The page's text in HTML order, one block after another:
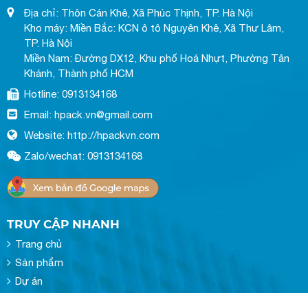
Địa chỉ: Thôn Cán Khê, Xã Phúc Thịnh, TP. Hà Nội
Kho máy: Miền Bắc: KCN ô tô Nguyên Khê, Xã Thư Lâm,
TP. Hà Nội
Miền Nam: Đường DX12, Khu phố Hoá Nhựt, Phường Tân
Khánh, Thành phố HCM
Hotline: 0913134168
Email: hpack.vn@gmail.com
Website: http://hpackvn.com
Zalo/wechat: 0913134168
TRUY CẬP NHANH
Trang chủ
Sản phẩm
Dự án